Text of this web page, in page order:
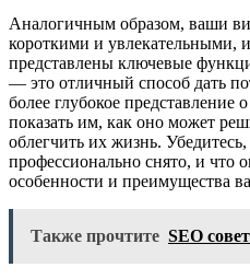
Аналогичным образом, ваши
короткими и увлекательными,
представлены ключевые
— это отличный способ дать
более глубокое
показать им, как оно может
облегчить их жизнь.
профессионально снято, и что
особенности и преимущества
Также прочтите SEO